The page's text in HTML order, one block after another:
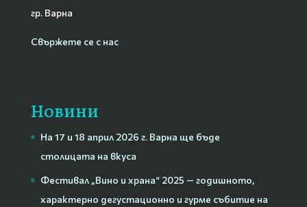
гр. Варна
Свържете се с нас
Новини
На 17 и 18 април 2026 г. Варна ще бъде
столицата на вкуса
Фестивал „Вино и храна“ 2025 — годишното,
характерно дегустационно и гурме събитие на